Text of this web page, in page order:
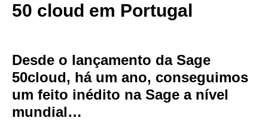
50 cloud em Portugal
Desde o lançamento da Sage
50cloud, há um ano, conseguimos
um feito inédito na Sage a nível
mundial…